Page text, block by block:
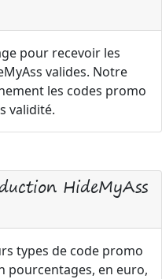
pour recevoir les
valides. Notre
les codes promo
validité.
HideMyAss
types de code promo
pourcentages, en euro,